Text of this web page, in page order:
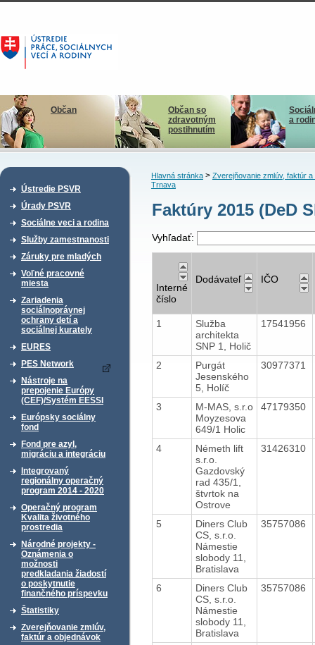
Občan
Občan so
zdravotným
postihnutím
a
Ústredie PSVR
Úrady PSVR
Sociálne veci a rodina
Služby zamestnanosti
Záruky pre mladých
Voľné pracovné
miesta
Zariadenia
sociálnoprávnej
ochrany detí a
sociálnej kurately
EURES
PES Network
Nástroje na
prepojenie Európy
(CEF)/Systém EESSI
Európsky sociálny
fond
Fond pre azyl,
migráciu a integráciu
Integrovaný
regionálny operačný
program 2014 - 2020
Operačný program
Kvalita životného
prostredia
Národné projekty -
Oznámenia o
možnosti
predkladania žiadostí
o poskytnutie
finančného príspevku
Štatistiky
Zverejňovanie zmlúv,
faktúr a objednávok
Hlavná stránka> Zverejňovanie zmlúv, faktúr a
Trnava
Faktúry 2015 (DeD
Vyhľadať:
Interné
číslo
Dodávateľ IČO
1
Služba
architekta
SNP 1, Holič
17541956
2
Purgát
Jesenského
5, Holíč
30977371
3
M-MAS, s.r.o
Moyzesova
649/1 Holic
47179350
4
Németh lift
s.r.o.
Gazdovský
rad 435/1,
štvrtok na
Ostrove
31426310
5
Diners Club
CS, s.r.o.
Námestie
slobody 11,
Bratislava
35757086
6
Diners Club
CS, s.r.o.
Námestie
slobody 11,
Bratislava
35757086